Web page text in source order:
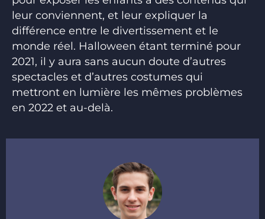
leur conviennent, et leur expliquer la
différence entre le divertissement et le
monde réel. Halloween étant terminé pour
2021, il y aura sans aucun doute d’autres
spectacles et d’autres costumes qui
mettront en lumière les mêmes problèmes
en 2022 et au-delà.